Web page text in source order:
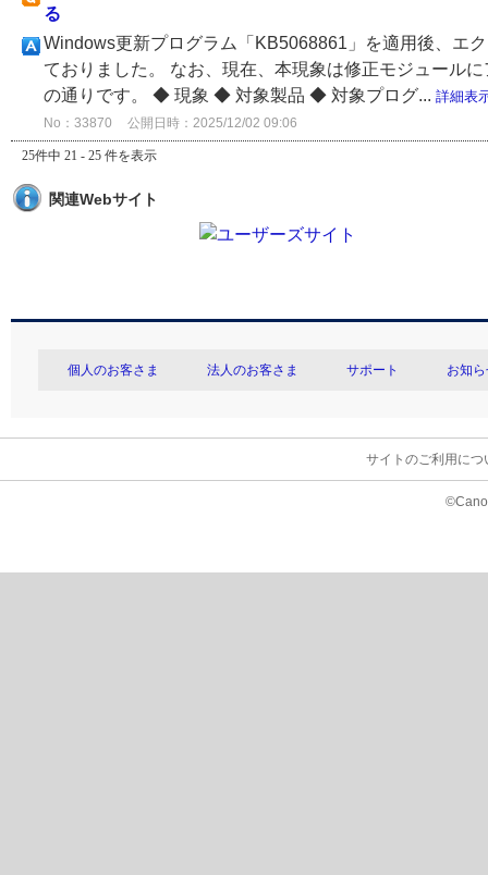
る
Windows更新プログラム「KB5068861」を適用後、エ
ておりました。 なお、現在、本現象は修正モジュール
の通りです。 ◆ 現象 ◆ 対象製品 ◆ 対象プログ... 詳細表
No：33870 公開日時：2025/12/02 09:06
25件中 21 - 25 件を表示
関連Webサイト
個人のお客さま 法人のお客さま サポート お知
サイトのご利用につ